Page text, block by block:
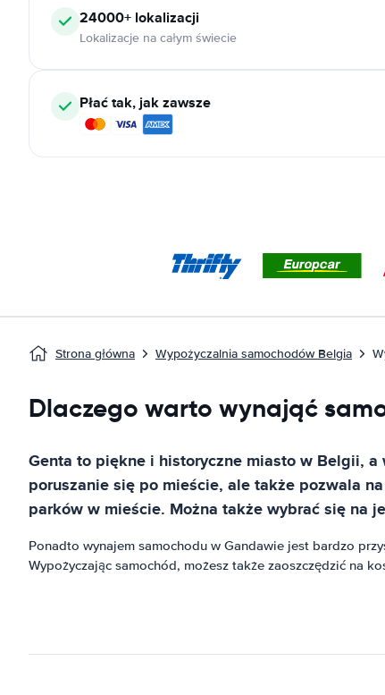
24000+ lokalizacji
Lokalizacje na całym świecie
Płać tak, jak zawsze
Strona główna Wypożyczalnia samochodów Belgia
Dlaczego warto wynająć
Genta to piękne i historyczne miasto w Belgii,
poruszanie się po mieście, ale także pozwala
parków w mieście. Można także wybrać się na
Ponadto wynajem samochodu w Gandawie jest bardzo
Wypożyczając samochód, możesz także zaoszczędzić na